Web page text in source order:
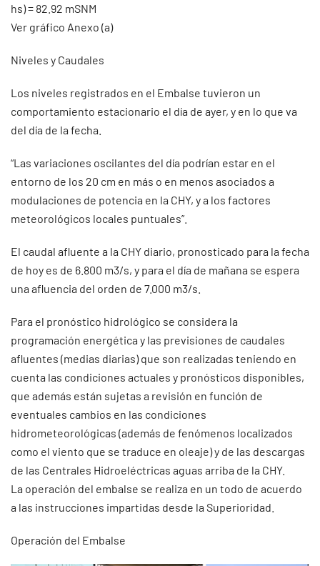
hs) = 82.92 mSNM
Ver gráfico Anexo (a)
Niveles y Caudales
Los niveles registrados en el Embalse tuvieron un
comportamiento estacionario el día de ayer, y en lo que va
del día de la fecha.
“Las variaciones oscilantes del día podrían estar en el
entorno de los 20 cm en más o en menos asociados a
modulaciones de potencia en la CHY, y a los factores
meteorológicos locales puntuales”.
El caudal afluente a la CHY diario, pronosticado para la fecha
de hoy es de 6.800 m3/s, y para el día de mañana se espera
una afluencia del orden de 7.000 m3/s.
Para el pronóstico hidrológico se considera la
programación energética y las previsiones de caudales
afluentes (medias diarias) que son realizadas teniendo en
cuenta las condiciones actuales y pronósticos disponibles,
que además están sujetas a revisión en función de
eventuales cambios en las condiciones
hidrometeorológicas (además de fenómenos localizados
como el viento que se traduce en oleaje) y de las descargas
de las Centrales Hidroeléctricas aguas arriba de la CHY.
La operación del embalse se realiza en un todo de acuerdo
a las instrucciones impartidas desde la Superioridad.
Operación del Embalse